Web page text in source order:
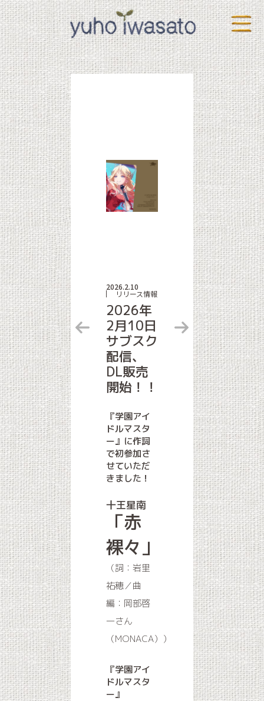
2026.2.10
リリース情報
2026年
2月10日
サブスク
配信、
DL販売
開始！！
『学園アイ
ドルマスタ
ー』に作詞
で初参加さ
せていただ
きました！
十王星南
「赤
裸々」
（詞：岩里
祐穂／曲
編：岡部啓
一さん
（MONACA））
『学園アイ
ドルマスタ
ー』